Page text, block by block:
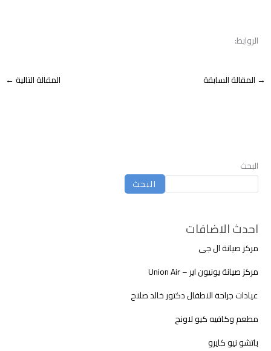
الروابط:
→ المقالة السابقة المقالة التالية←
البحث
البحث
احدث الاضافات
مركز صيانة ال جى
مركز صيانة يونيون اير – Union Air
عيادات جراحة الاطفال دكتور خالد صلاح
مطعم وكافيه كيو لاونج
باتشو نيو كايرو